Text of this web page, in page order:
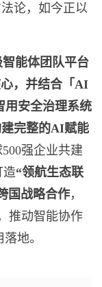
论，如今正以
能体团队平台
，并结合「 AI
用安全治理系统
完整的AI赋能
强企业共建
造“领航生态联
国战略合作，
推动智能协作
地。